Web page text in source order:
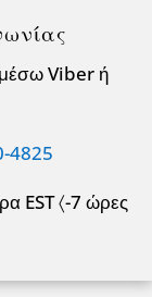
Viber ή
4825
EST 〈-7 ώρες